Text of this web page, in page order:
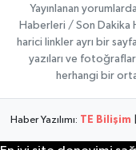
Yayınlanan
Haberleri / Son Dakika
harici linkler ayrı bir
yazıları ve fotoğraflar
herhangi bir
Haber Yazılımı: TE Bilişim